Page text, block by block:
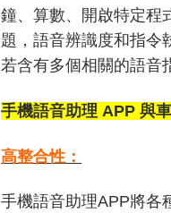
鐘、算數、開啟特定程
題，語音辨識度和指令
若含有多個相關的語音
手機語音助理 APP與
高整合性：
手機語音助理APP將各